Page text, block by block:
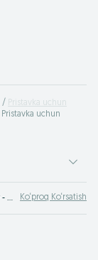
Pristavka uchun
Pristavka uchun
O‘rnatmalar uchun o‘yinlar savdosi OLX.uzda Jomashoʻy - keng turdagi assortiment va arzon narxlar. Konsolar uchun eng yaxshi o‘yinlar - hozirning o‘zida tanlang va xarid qiling. OLX.uz Jomashoʻy e‘lonlari - doimo foydali xaridlar! Ko‘proq Ko‘rsatish